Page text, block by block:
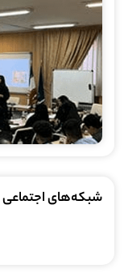
شبکه‌های اجتماعی